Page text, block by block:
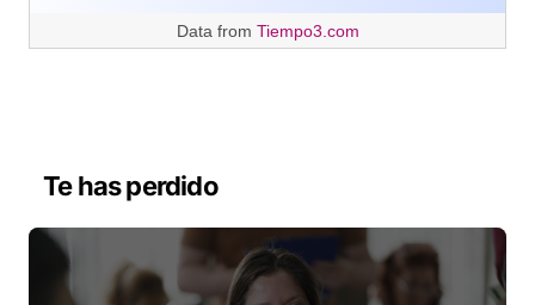
Data from Tiempo3.com
Te has perdido